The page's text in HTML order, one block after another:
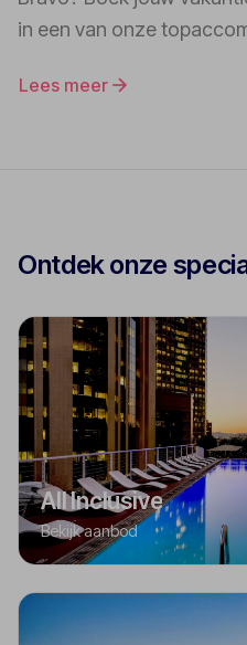
in een van onze
Lees meer
Ontdek onze
All Inclusive
Bekijk aanbod